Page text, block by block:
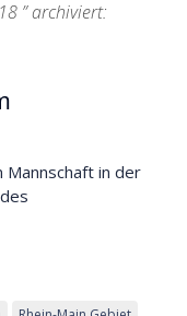
” archiviert:
in der